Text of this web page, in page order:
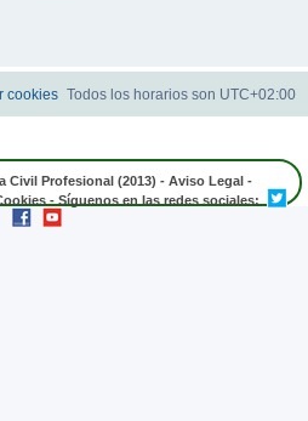
Todos los horarios son UTC+02:00
cookies
Civil Profesional (2013) - Aviso Legal -
- Síguenos en las redes sociales: